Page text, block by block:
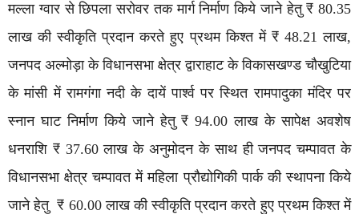
मल्ला ग्वार से छिपला सरोवर तक मार्ग निर्माण किये जाने हेतु ₹ 80.35
लाख की स्वीकृति प्रदान करते हुए प्रथम किश्त में ₹ 48.21 लाख,
जनपद अल्मोड़ा के विधानसभा क्षेत्र द्वाराहाट के विकासखण्ड चौखुटिया
के मांसी में रामगंगा नदी के दायें पार्श्व पर स्थित रामपादुका मंदिर पर
स्नान घाट निर्माण किये जाने हेतु ₹ 94.00 लाख के सापेक्ष अवशेष
धनराशि ₹ 37.60 लाख के अनुमोदन के साथ ही जनपद चम्पावत के
विधानसभा क्षेत्र चम्पावत में महिला प्रौद्योगिकी पार्क की स्थापना किये
जाने हेतु ₹ 60.00 लाख की स्वीकृति प्रदान करते हुए प्रथम किश्त में